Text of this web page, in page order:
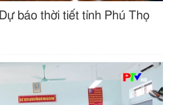
Dự báo thời tiết tỉnh Phú Thọ